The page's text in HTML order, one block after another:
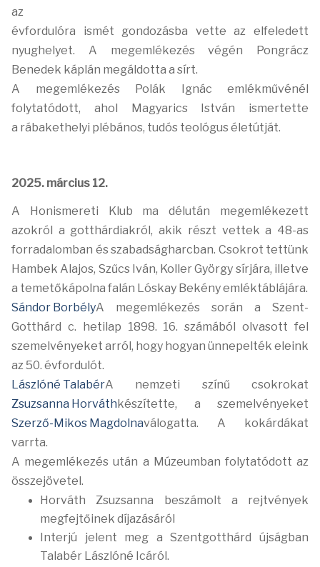
az
évfordulóra ismét gondozásba vette az elfeledett
nyughelyet. A megemlékezés végén Pongrácz
Benedek káplán megáldotta a sírt.
A megemlékezés Polák Ignác emlékművénél
folytatódott, ahol Magyarics István ismertette
a rábakethelyi plébános, tudós teológus életútját.
2025. március 12.
A Honismereti Klub ma délután megemlékezett
azokról a gotthárdiakról, akik részt vettek a 48-as
forradalomban és szabadságharcban. Csokrot tettünk
Hambek Alajos, Szűcs Iván, Koller György sírjára, illetve
a temetőkápolna falán Lóskay Bekény emléktáblájára.
A megemlékezés során
Sándor Borbély
a Szent-
Gotthárd c. hetilap 1898. 16. számából olvasott fel
szemelvényeket arról, hogy hogyan ünnepelték eleink
az 50. évfordulót.
A nemzeti színű csokrokat
Lászlóné Talabér
készítette, a szemelvényeket
Zsuzsanna Horváth
válogatta. A kokárdákat
Szerző-Mikos Magdolna
varrta.
A megemlékezés után a Múzeumban folytatódott az
összejövetel.
Horváth Zsuzsanna beszámolt a rejtvények
megfejtőinek díjazásáról
Interjú jelent meg a Szentgotthárd újságban
Talabér Lászlóné Icáról.